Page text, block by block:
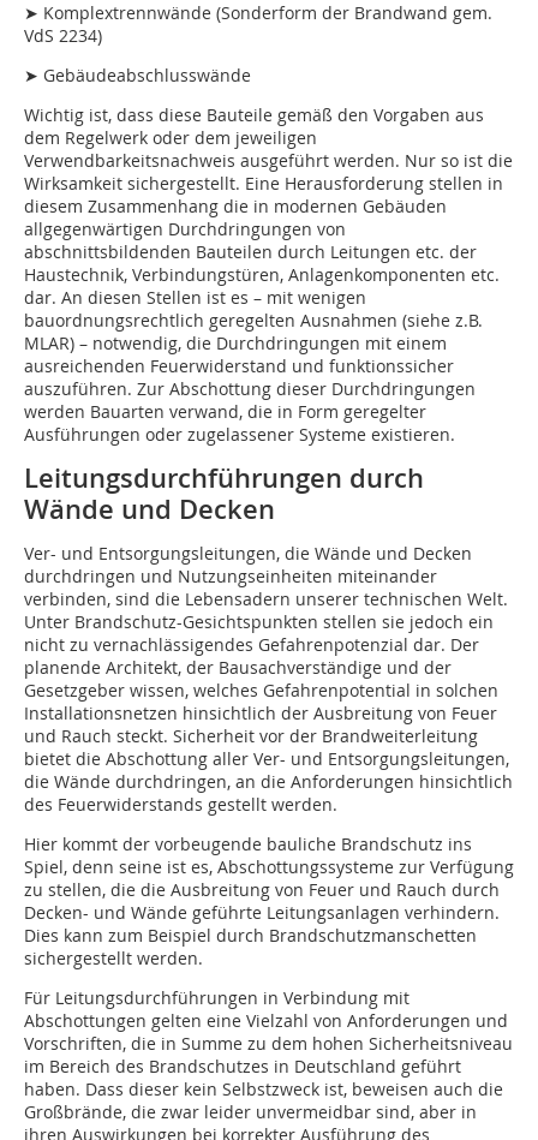
➤ Komplextrennwände (Sonderform der Brandwand gem.
VdS 2234)
➤ Gebäudeabschlusswände
Wichtig ist, dass diese Bauteile gemäß den Vorgaben aus
dem Regelwerk oder dem jeweiligen
Verwendbarkeitsnachweis ausgeführt werden. Nur so ist die
Wirksamkeit sichergestellt. Eine Herausforderung stellen in
diesem Zusammenhang die in modernen Gebäuden
allgegenwärtigen Durchdringungen von
abschnittsbildenden Bauteilen durch Leitungen etc. der
Haustechnik, Verbindungstüren, Anlagenkomponenten etc.
dar. An diesen Stellen ist es – mit wenigen
bauordnungsrechtlich geregelten Ausnahmen (siehe z.B.
MLAR) – notwendig, die Durchdringungen mit einem
ausreichenden Feuerwiderstand und funktionssicher
auszuführen. Zur Abschottung dieser Durchdringungen
werden Bauarten verwand, die in Form geregelter
Ausführungen oder zugelassener Systeme existieren.
Leitungsdurchführungen durch
Wände und Decken
Ver- und Entsorgungsleitungen, die Wände und Decken
durchdringen und Nutzungseinheiten miteinander
verbinden, sind die Lebensadern unserer technischen Welt.
Unter Brandschutz-Gesichtspunkten stellen sie jedoch ein
nicht zu vernachlässigendes Gefahrenpotenzial dar. Der
planende Architekt, der Bausachverständige und der
Gesetzgeber wissen, welches Gefahrenpotential in solchen
Installationsnetzen hinsichtlich der Ausbreitung von Feuer
und Rauch steckt. Sicherheit vor der Brandweiterleitung
bietet die Abschottung aller Ver- und Entsorgungsleitungen,
die Wände durchdringen, an die Anforderungen hinsichtlich
des Feuerwiderstands gestellt werden.
Hier kommt der vorbeugende bauliche Brandschutz ins
Spiel, denn seine ist es, Abschottungssysteme zur Verfügung
zu stellen, die die Ausbreitung von Feuer und Rauch durch
Decken- und Wände geführte Leitungsanlagen verhindern.
Dies kann zum Beispiel durch Brandschutzmanschetten
sichergestellt werden.
Für Leitungsdurchführungen in Verbindung mit
Abschottungen gelten eine Vielzahl von Anforderungen und
Vorschriften, die in Summe zu dem hohen Sicherheitsniveau
im Bereich des Brandschutzes in Deutschland geführt
haben. Dass dieser kein Selbstzweck ist, beweisen auch die
Großbrände, die zwar leider unvermeidbar sind, aber in
ihren Auswirkungen bei korrekter Ausführung des